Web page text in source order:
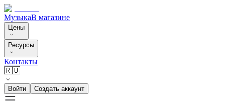
МузыкаВ магазине
Цены
Ресурсы
Контакты
🇷🇺
Войти Создать аккаунт